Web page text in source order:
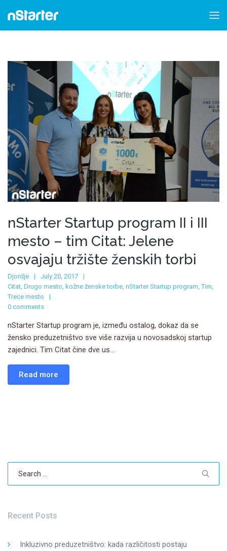
nStarter Startup program II i III
mesto – tim Citat: Jelene
osvajaju tržište ženskih torbi
Djordje
July 20, 2017
Citat Drugo mesto kožne ženske torbe nStarter Startup program ,Tim
Trece mesto
0 comments
nStarter Startup program je, između ostalog, dokaz da se
žensko preduzetništvo sve više razvija u novosadskoj startup
zajednici. Tim Citat čine dve us...
Read more
Recent Posts
Inkluzivno preduzetništvo: kada različitosti postaju